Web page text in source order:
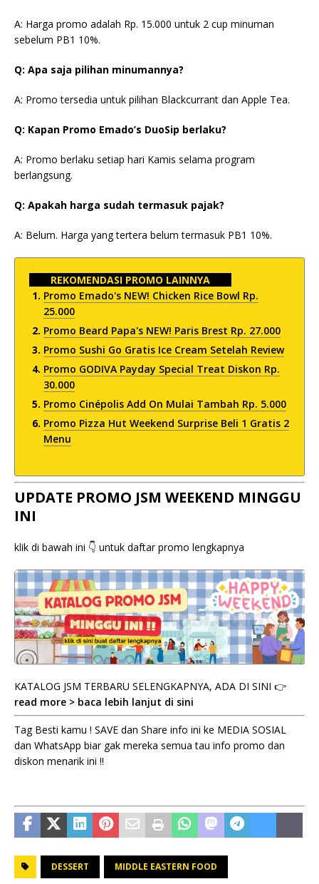
A: Harga promo adalah Rp. 15.000 untuk 2 cup minuman
sebelum PB1 10%.
Q: Apa saja pilihan minumannya?
A: Promo tersedia untuk pilihan Blackcurrant dan Apple Tea.
Q: Kapan Promo Emado’s DuoSip berlaku?
A: Promo berlaku setiap hari Kamis selama program
berlangsung.
Q: Apakah harga sudah termasuk pajak?
A: Belum. Harga yang tertera belum termasuk PB1 10%.
REKOMENDASI PROMO LAINNYA
Promo Emado's NEW! Chicken Rice Bowl Rp.
25.000
Promo Beard Papa's NEW! Paris Brest Rp. 27.000
Promo Sushi Go Gratis Ice Cream Setelah Review
Promo GODIVA Payday Special Treat Diskon Rp.
30.000
Promo Cinépolis Add On Mulai Tambah Rp. 5.000
Promo Pizza Hut Weekend Surprise Beli 1 Gratis 2
Menu
UPDATE PROMO JSM WEEKEND MINGGU
INI
klik di bawah ini 👇 untuk daftar promo lengkapnya
KATALOG JSM TERBARU SELENGKAPNYA, ADA DI SINI 👉
read more > baca lebih lanjut di sini
Tag Besti kamu ! SAVE dan Share info ini ke MEDIA SOSIAL
dan WhatsApp biar gak mereka semua tau info promo dan
diskon menarik ini !!
DESSERT MIDDLE EASTERN FOOD